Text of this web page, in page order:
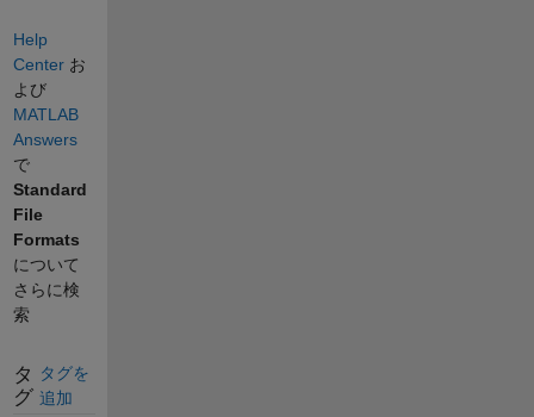
Help
Centerお
よび
MATLAB
Answers
で
Standard
File
Formats
について
さらに検
索
タ
グ
タグを
追加